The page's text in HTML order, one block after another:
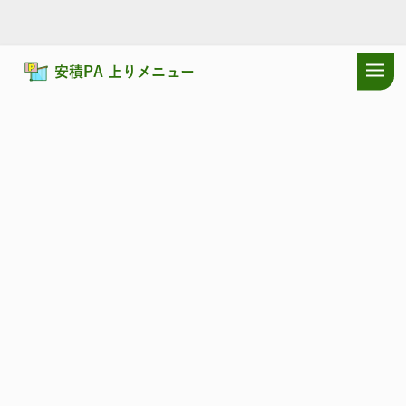
安積PA 上りメニュー